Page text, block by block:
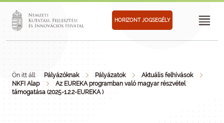
HORIZONT JOGSEGÉLY
Ön itt áll: Pályázóknak Pályázatok
Aktuális felhívások
NKFI Alap
Az EUREKA programban való magyar részvétel
támogatása (2025-1.2.2-EUREKA )